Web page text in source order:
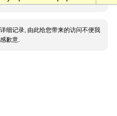
细记录, 由此给您带来的访问不便我
歉意.